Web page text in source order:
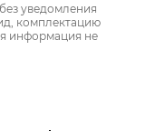
уведомления
комплектацию
информация не